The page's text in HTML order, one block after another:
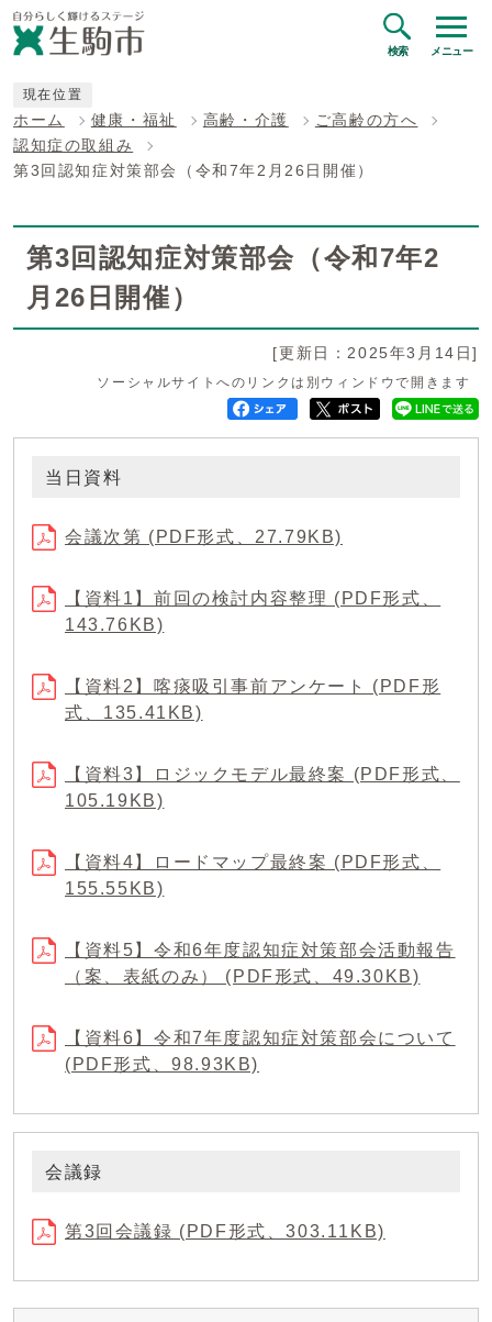
検索 メニュー
現在位置
ホーム 健康・福祉 高齢・介護
ご高齢の方へ
認知症の取組み
第3回認知症対策部会（令和7年2月26日開催）
第3回認知症対策部会（令和7年2
月26日開催）
[更新日：2025年3月14日]
ソーシャルサイトへのリンクは別ウィンドウで開きます
当日資料
会議次第 (PDF形式、27.79KB)
【資料1】前回の検討内容整理 (PDF形式、
143.76KB)
【資料2】喀痰吸引事前アンケート (PDF形
式、135.41KB)
【資料3】ロジックモデル最終案 (PDF形式、
105.19KB)
【資料4】ロードマップ最終案 (PDF形式、
155.55KB)
【資料5】令和6年度認知症対策部会活動報告
（案、表紙のみ） (PDF形式、49.30KB)
【資料6】令和7年度認知症対策部会について
(PDF形式、98.93KB)
会議録
第3回会議録 (PDF形式、303.11KB)